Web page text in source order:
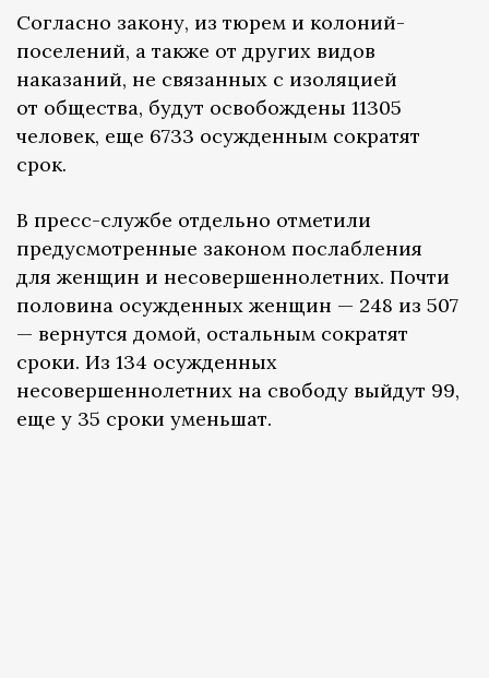
Согласно закону, из тюрем и колоний-
поселений, а также от других видов
наказаний, не связанных с изоляцией
от общества, будут освобождены 11305
человек, еще 6733 осужденным сократят
срок.
В пресс-службе отдельно отметили
предусмотренные законом послабления
для женщин и несовершеннолетних. Почти
половина осужденных женщин — 248 из 507
— вернутся домой, остальным сократят
сроки. Из 134 осужденных
несовершеннолетних на свободу выйдут 99,
еще у 35 сроки уменьшат.